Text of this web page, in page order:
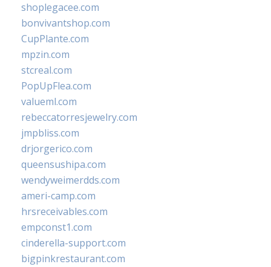
shoplegacee.com
bonvivantshop.com
CupPlante.com
mpzin.com
stcreal.com
PopUpFlea.com
valueml.com
rebeccatorresjewelry.com
jmpbliss.com
drjorgerico.com
queensushipa.com
wendyweimerdds.com
ameri-camp.com
hrsreceivables.com
empconst1.com
cinderella-support.com
bigpinkrestaurant.com